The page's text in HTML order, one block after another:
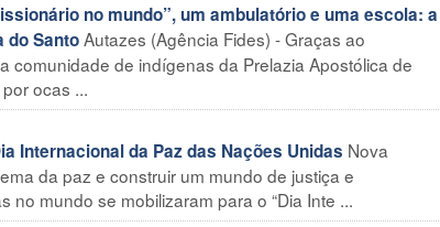
no mundo”, um ambulatório e uma escola: a
do SantoAutazes (Agência Fides) - Graças ao
comunidade de indígenas da Prelazia Apostólica de
ocas ...
Internacional da Paz das Nações Unidas Nova
da paz e construir um mundo de justiça e
mundo se mobilizaram para o “Dia Inte ...